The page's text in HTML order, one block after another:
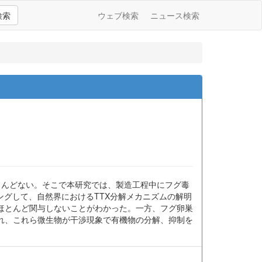
索 ウェブ検索 ニュース検索
どない。そこで本研究では、製造工程中にフグ毒
して、自然界におけるTTX分解メカニズムの解明
んど関与しないことがわかった。一方、フグ卵巣
これら微生物が干渉現象で有機物の分解、抑制を